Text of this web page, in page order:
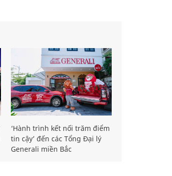
‘Hành trình kết nối trăm điểm
tin cậy’ đến các Tổng Đại lý
Generali miền Bắc